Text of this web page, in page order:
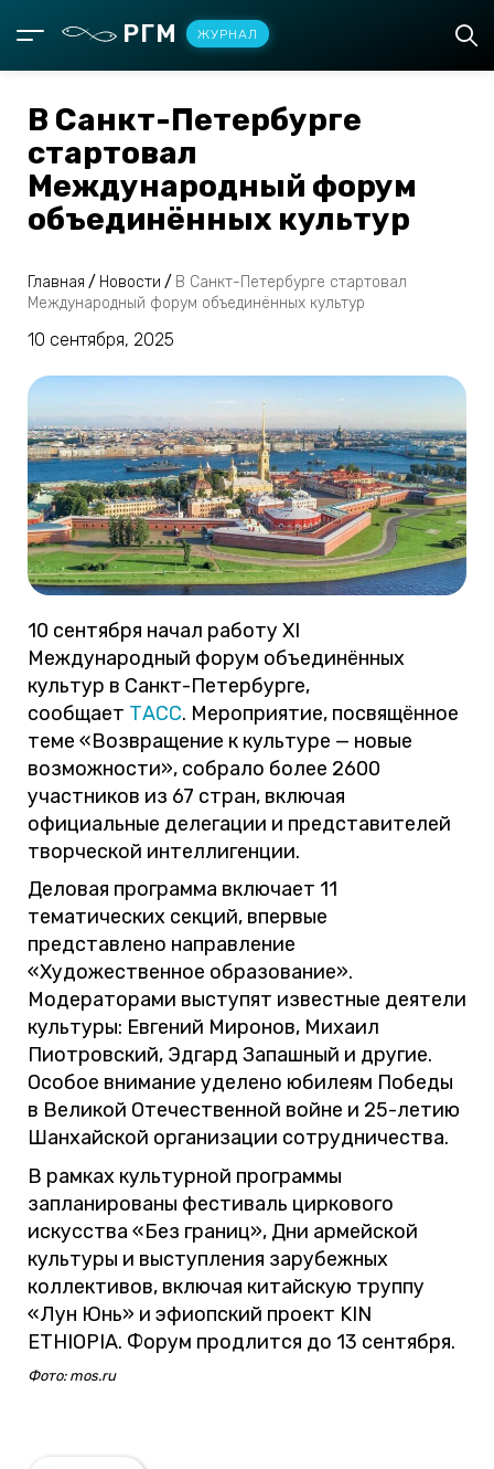
РГМ ЖУРНАЛ
В Санкт-Петербурге
стартовал
Международный форум
объединённых культур
Главная / Новости / В Санкт-Петербурге стартовал
Международный форум объединённых культур
10 сентября, 2025
10 сентября начал работу XI
Международный форум объединённых
культур в Санкт-Петербурге,
сообщает ТАСС. Мероприятие, посвящённое
теме «Возвращение к культуре — новые
возможности», собрало более 2600
участников из 67 стран, включая
официальные делегации и представителей
творческой интеллигенции.
Деловая программа включает 11
тематических секций, впервые
представлено направление
«Художественное образование».
Модераторами выступят известные деятели
культуры: Евгений Миронов, Михаил
Пиотровский, Эдгард Запашный и другие.
Особое внимание уделено юбилеям Победы
в Великой Отечественной войне и 25-летию
Шанхайской организации сотрудничества.
В рамках культурной программы
запланированы фестиваль циркового
искусства «Без границ», Дни армейской
культуры и выступления зарубежных
коллективов, включая китайскую труппу
«Лун Юнь» и эфиопский проект KIN
ETHIOPIA. Форум продлится до 13 сентября.
Фото: mos.ru